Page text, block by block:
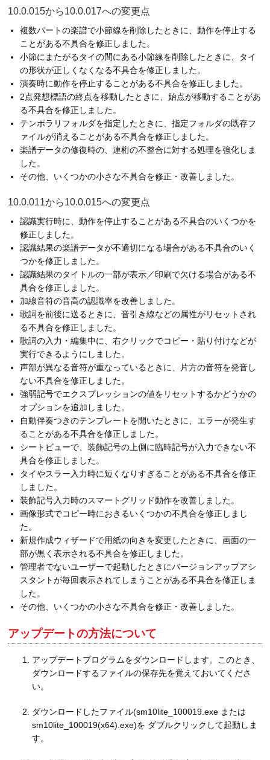
10.0.015から10.0.017への変更点
複数パートの楽譜で小節線を削除したときに、動作を停止する
ことがある不具合を修正しました。
小節にまたがるタイの間にある小節線を削除したときに、タイ
の形状が正しくなくなる不具合を修正しました。
演奏時に動作を停止することがある不具合を修正しました。
2点発想標語の終点を移動したときに、始点が移動することがあ
る不具合を修正しました。
テンポラリフォルダを指定したときに、指定フォルダの既存フ
ァイルが消えることがある不具合を修正しました。
楽譜データの修復時の、連桁の不整合に対する処理を強化しま
した。
その他、いくつかの小さな不具合を修正・改善しました。
10.0.011から10.0.015への変更点
認識実行時に、動作を停止することがある不具合のいくつかを
修正しました。
認識結果の楽譜データが不適切になる場合がある不具合のいく
つかを修正しました。
認識結果のタイトルの一部が表示／印刷で欠ける場合がある不
具合を修正しました。
加線音符の音高の認識率を改善しました。
歌詞を前後に送るときに、音引き線などの属性がリセットされ
る不具合を修正しました。
歌詞の入力・編集中に、右クリックでコピー・貼り付けなどが
実行できるようにしました。
声部が異なる音符が重なっているときに、片方の音符を発音し
ない不具合を修正しました。
強弱記号でエクスプレッションの値をリセットするかどうかの
オプションを追加しました。
自動伴奏つきのテンプレートを開いたときに、エラーが発生す
ることがある不具合を修正しました。
シートビューで、装飾記号の上側に臨時記号が入力できない不
具合を修正しました。
タイやスラー入力時に短くなりすぎることがある不具合を修正
しました。
装飾記号入力時のスマートグリッド動作を改善しました。
画像形式でコピー時におきるいくつかの不具合を修正しまし
た。
新規作成ウィザードで用紙の向きを変更したときに、画面の一
部が黒く表示される不具合を修正しました。
管理者でないユーザーで起動したときにバージョンアップアシ
スタントが毎回表示されてしまうことがある不具合を修正しま
した。
その他、いくつかの小さな不具合を修正・改善しました。
アップデートの方法について
アップデートプログラムをダウンロードします。このとき、
ダウンロードするファイルの保存先を覚えておいてくださ
い。
ダウンロードしたファイル(sm10lite_100019.exe または
sm10lite_100019(x64).exe)を ダブルクリックして起動しま
す。